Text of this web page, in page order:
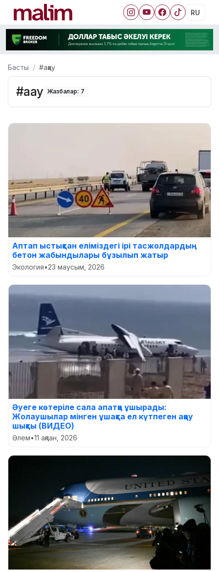
RU
Басты #ақау
#ақау Жазбалар: 7
Аптап ыстықтан еліміздегі ірі тасжолдардың
бетон жабындылары бұзылып жатыр
Экология•23 маусым, 2026
Әуеге көтеріле сала апатқа ұшырады:
Жолаушылар мінген ұшақта ел күтпеген ақау
шықты (ВИДЕО)
Әлем•11 ақпан, 2026